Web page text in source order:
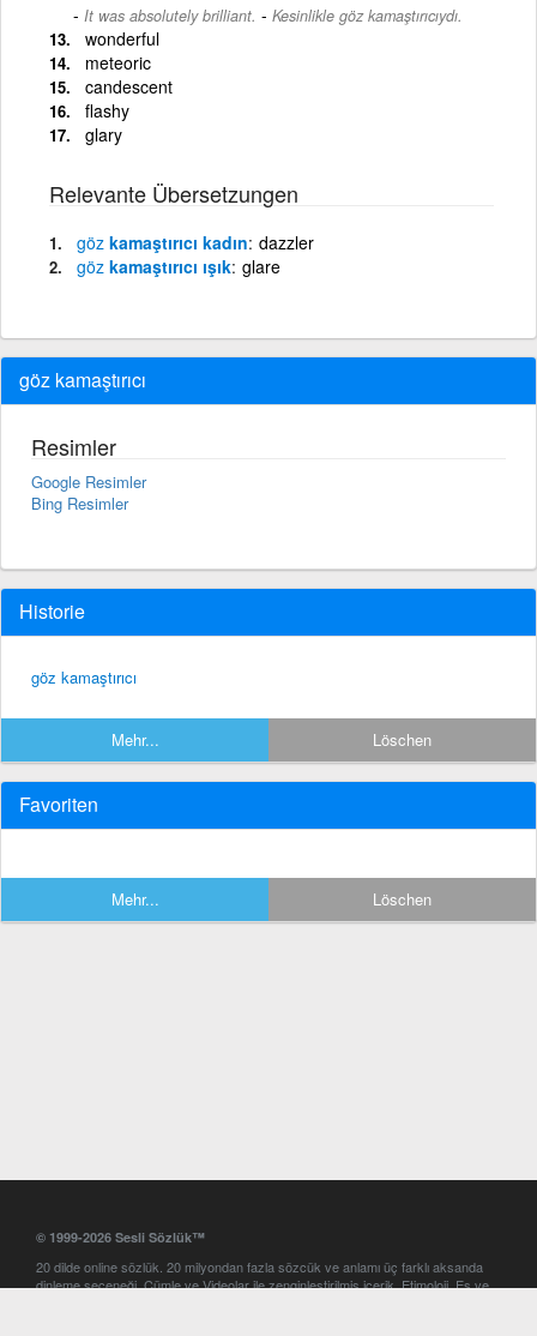
It was absolutely brilliant. - Kesinlikle göz kamaştırıcıydı.
wonderful
meteoric
candescent
flashy
glary
Relevante Übersetzungen
göz kamaştırıcı kadın dazzler
göz kamaştırıcı ışık glare
göz kamaştırıcı
Resimler
Google Resimler
Bing Resimler
Historie
göz kamaştırıcı
Mehr... Löschen
Favoriten
Mehr... Löschen
© 1999-2026 Sesli Sözlük™
20 dilde online sözlük. 20 milyondan fazla sözcük ve anlamı üç farklı aksanda
dinleme seçeneği. Cümle ve Videolar ile zenginleştirilmiş içerik. Etimoloji, Eş ve